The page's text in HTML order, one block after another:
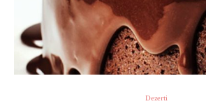
Dezerti